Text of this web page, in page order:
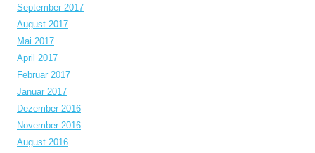
September 2017
August 2017
Mai 2017
April 2017
Februar 2017
Januar 2017
Dezember 2016
November 2016
August 2016